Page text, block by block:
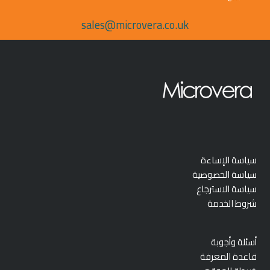
sales@microvera.co.uk
سياسة الإساءة
سياسة الخصوصية
سياسة الاسترجاع
شروط الخدمة
أسئلة وأجوبة
قاعدة المعرفة